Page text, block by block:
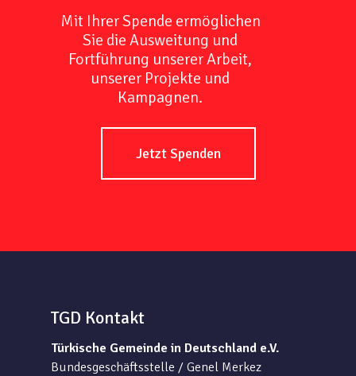
Mit Ihrer Spende ermöglichen
Sie die Ausweitung und
Fortführung unserer Arbeit,
unserer Projekte und
Kampagnen.
Jetzt Spenden
TGD Kontakt
Türkische Gemeinde in Deutschland e.V.
Bundesgeschäftsstelle / Genel Merkez